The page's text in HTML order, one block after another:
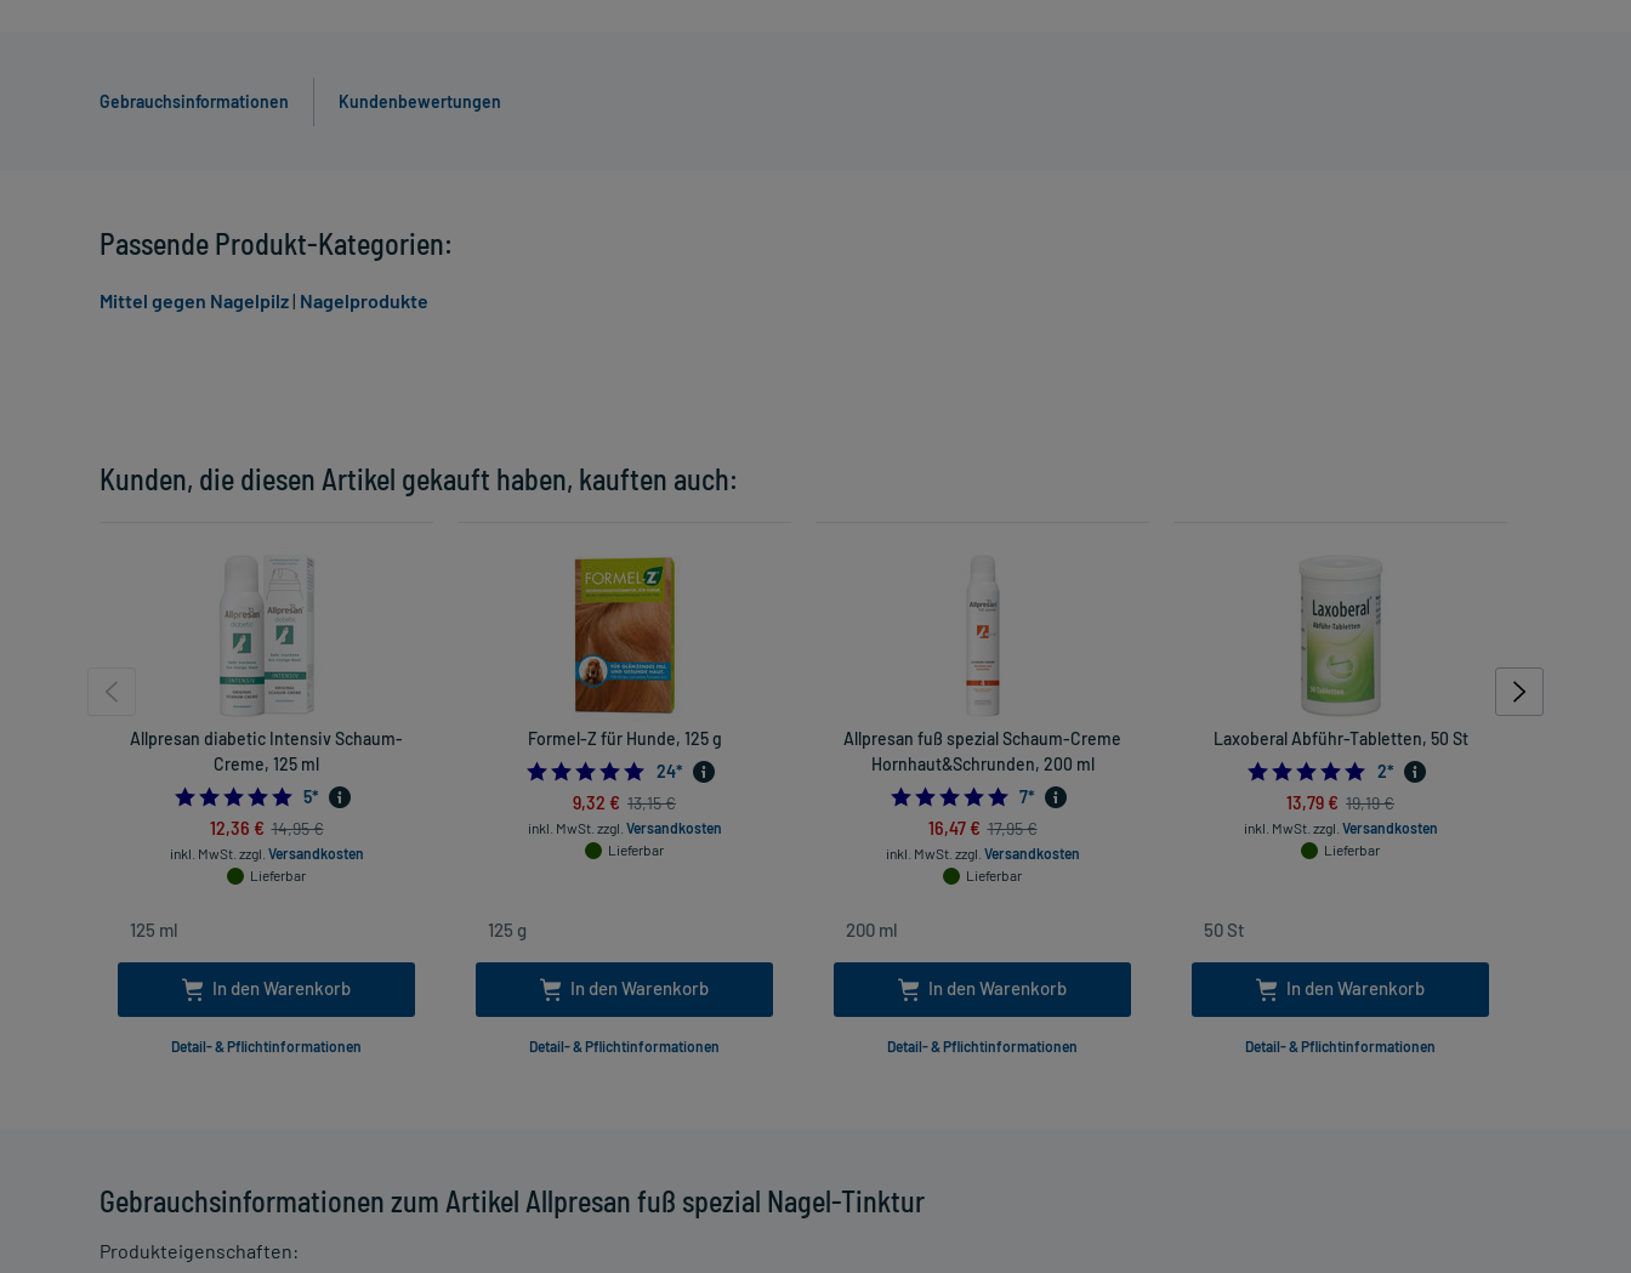
Gebrauchsinformationen Kundenbewertungen
Gebrauchsinformationen zum Artikel Allpresan fuß spezial Nagel-Tinktur
Produkteigenschaften:
Kunden, die diesen Artikel gekauft haben, kauften auch:
Allpresan diabetic Intensiv Schaum-
Creme, 125 ml
5.0
5*
12,36 € 14,95 €
inkl. MwSt. zzgl. Versandkosten
Lieferbar
In den Warenkorb
Detail- & Pflichtinformationen
Formel-Z für Hunde, 125 g
4.708333333333333
24*
9,32 € 13,15 €
inkl. MwSt. zzgl. Versandkosten
Lieferbar
In den Warenkorb
Detail- & Pflichtinformationen
Allpresan fuß spezial Schaum-Creme
Hornhaut&Schrunden, 200 ml
4.857142857142857
7*
16,47 € 17,95 €
inkl. MwSt. zzgl. Versandkosten
Lieferbar
In den Warenkorb
Detail- & Pflichtinformationen
Laxoberal Abführ-Tabletten, 50 St
5.0
2*
13,79 € 19,19 €
inkl. MwSt. zzgl. Versandkosten
Lieferbar
In den Warenkorb
Detail- & Pflichtinformationen
Passende Produkt-Kategorien:
Mittel gegen Nagelpilz| Nagelprodukte